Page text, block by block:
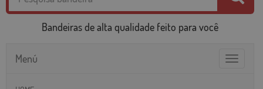
Bandeiras de alta qualidade feito para você
Toggle
Menú